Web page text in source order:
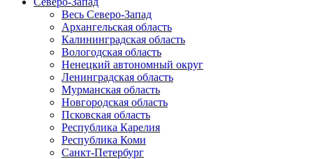
Весь Северо-Запад
Архангельская область
Калининградская область
Вологодская область
Ненецкий автономный округ
Ленинградская область
Мурманская область
Новгородская область
Псковская область
Республика Карелия
Республика Коми
Санкт-Петербург